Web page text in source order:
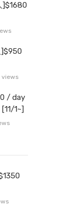
]$1680
]$950
views
/ day
1~]